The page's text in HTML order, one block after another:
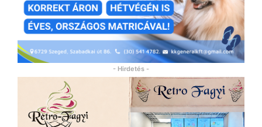
- Hirdetés -